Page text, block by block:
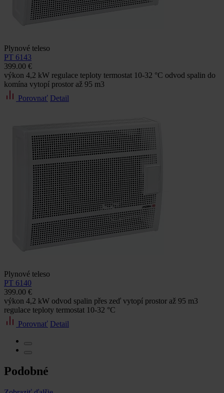
Plynové teleso
PT 6143
399.00 €
výkon 4,2 kW regulace teploty termostat 10-32 °C odvod spalin do
komína vytopí prostor až 95 m3
Porovnať Detail
Plynové teleso
PT 6140
399.00 €
výkon 4,2 kW odvod spalin přes zeď vytopí prostor až 95 m3
regulace teploty termostat 10-32 °C
Porovnať Detail
Podobné